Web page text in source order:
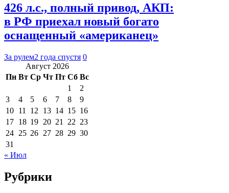
426 л.с., полный привод, АКП:
в РФ приехал новый богато
оснащенный «американец»
За рулем2 года спустя 0
Август 2026
Пн Вт Ср Чт Пт Сб Вс
1
2
3
4 5 6 7 8
9
10 11 12 13 14 15 16
17 18 19 20 21 22 23
24 25 26 27 28 29 30
31
« Июл
Рубрики